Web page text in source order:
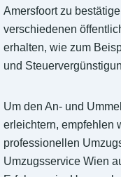
Amersfoort zu
verschiedenen
erhalten, wie zum
und
Um den An- und
erleichtern, empfehlen
professionellen
Umzugsservice Wien